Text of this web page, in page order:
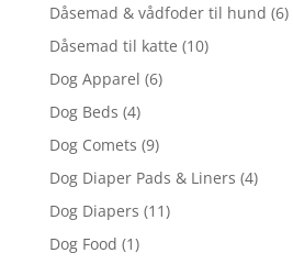
Dåsemad & vådfoder til hund (6)
Dåsemad til katte (10)
Dog Apparel (6)
Dog Beds (4)
Dog Comets (9)
Dog Diaper Pads & Liners (4)
Dog Diapers (11)
Dog Food (1)